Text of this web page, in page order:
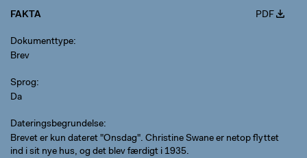
FAKTA PDF
Dokumenttype
Brev
Sprog
Da
Dateringsbegrundelse
Brevet er kun dateret "Onsdag". Christine Swane er netop flyttet
ind i sit nye hus, og det blev færdigt i 1935.